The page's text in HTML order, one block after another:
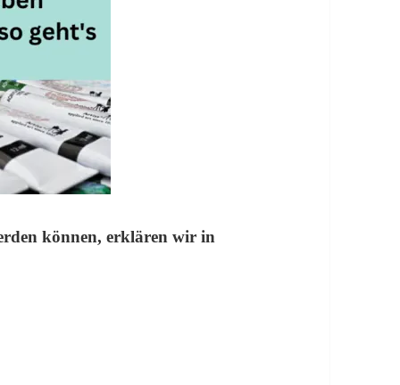
können, erklären wir in